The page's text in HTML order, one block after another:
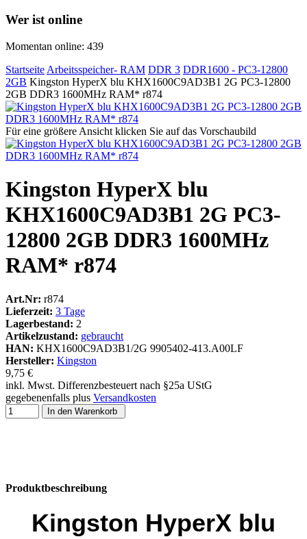
Wer ist online
Momentan online: 439
Startseite Arbeitsspeicher- RAM DDR 3 DDR1600 - PC3-12800
2GB Kingston HyperX blu KHX1600C9AD3B1 2G PC3-12800
2GB DDR3 1600MHz RAM* r874
Für eine größere Ansicht klicken Sie auf das Vorschaubild
Kingston HyperX blu
KHX1600C9AD3B1 2G PC3-
12800 2GB DDR3 1600MHz
RAM* r874
Art.Nr: r874
Lieferzeit: 3 Tage
Lagerbestand: 2
Artikelzustand: gebraucht
HAN: KHX1600C9AD3B1/2G 9905402-413.A00LF
Hersteller: Kingston
9,75 €
inkl. Mwst. Differenzbesteuert nach §25a UStG
gegebenenfalls plus Versandkosten
In den Warenkorb
Produktbeschreibung
Kingston HyperX blu